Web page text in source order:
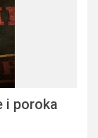
i poroka